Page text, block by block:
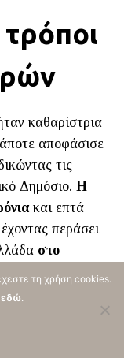
καθαρίστρια
αποφάσισε
τις
Δημόσιο. Η
και επτά
περάσει
στο
χρονικό
της Ευρωπαϊκής
και,
τη χρήση cookies.
εδώ.